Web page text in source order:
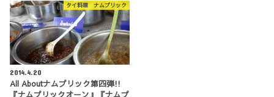
タイ料理 ナムプリック
2014.4.20
All Aboutナムプリック第四弾!!
『ナムプリックオーン』『ナムプ